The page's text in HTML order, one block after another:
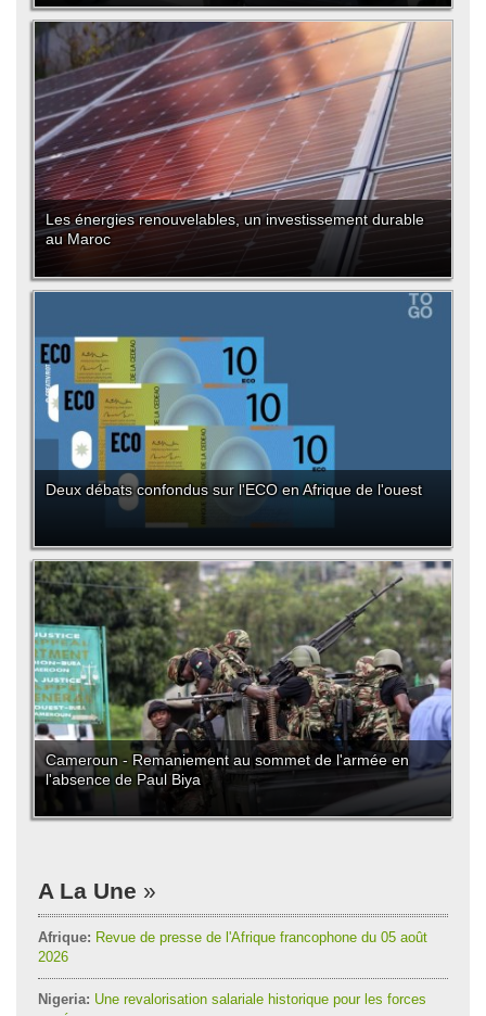
Les énergies renouvelables, un investissement durable
au Maroc
Deux débats confondus sur l'ECO en Afrique de l'ouest
Cameroun - Remaniement au sommet de l'armée en
l'absence de Paul Biya
A La Une
Afrique: Revue de presse de l'Afrique francophone du 05 août
2026
Nigeria: Une revalorisation salariale historique pour les forces